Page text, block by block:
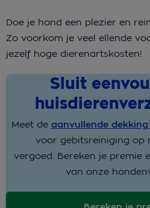
Doe je hond een plezier en
Zo voorkom je veel ellende
jezelf hoge dierenartskosten!
Sluit
Meet de aanvullende dekking
voor gebitsreiniging op
vergoed. Bereken je premie
van onze